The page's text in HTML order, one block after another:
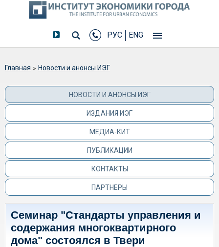
РУС ENG
Вы здесь
Главная » Новости и анонсы ИЭГ
НОВОСТИ И АНОНСЫ ИЭГ
ИЗДАНИЯ ИЭГ
МЕДИА-КИТ
ПУБЛИКАЦИИ
КОНТАКТЫ
ПАРТНЕРЫ
Семинар "Стандарты управления и
содержания многоквартирного
дома" состоялся в Твери